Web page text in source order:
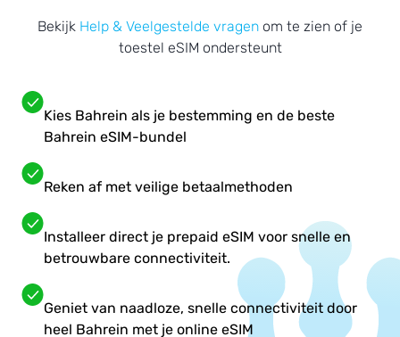
Bekijk Help & Veelgestelde vragen om te zien of je
toestel eSIM ondersteunt
Kies Bahrein als je bestemming en de beste
Bahrein eSIM-bundel
Reken af met veilige betaalmethoden
Installeer direct je prepaid eSIM voor snelle en
betrouwbare connectiviteit.
Geniet van naadloze, snelle connectiviteit door
heel Bahrein met je online eSIM